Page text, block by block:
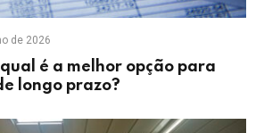
de 2026
qual é a melhor opção para
longo prazo?